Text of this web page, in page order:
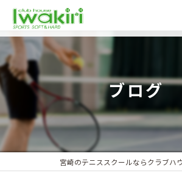
ブログ
宮崎のテニススクールならクラブハ